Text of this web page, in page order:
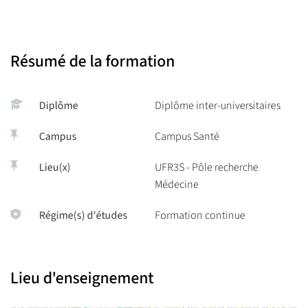
Résumé de la formation
Diplôme Diplôme inter-universitaires
Campus Campus Santé
Lieu(x)
UFR3S - Pôle recherche
Médecine
Régime(s) d'études Formation continue
Lieu d'enseignement